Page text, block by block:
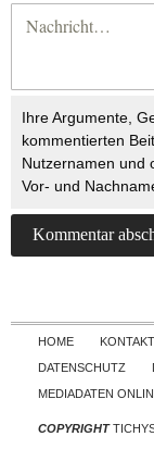
Ihre Argumente,
kommentierten
Nutzernamen und
Vor- und
HOME KONTAKT
DATENSCHUTZ
MEDIADATEN
COPYRIGHT